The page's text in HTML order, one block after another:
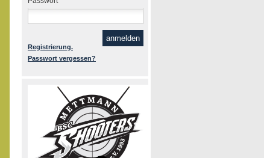
Registrierung.
Passwort vergessen?